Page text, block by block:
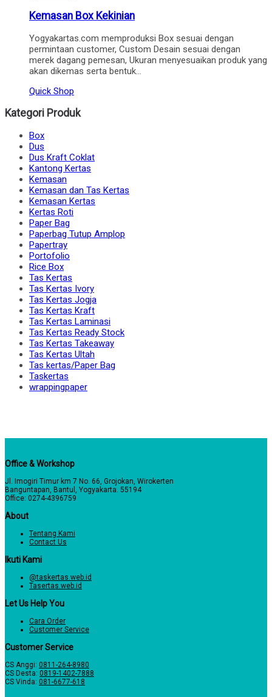
Kemasan Box Kekinian
Yogyakartas.com memproduksi Box sesuai dengan
permintaan customer, Custom Desain sesuai dengan
merek dagang pemesan, Ukuran menyesuaikan produk yang
akan dikemas serta bentuk…
Quick Shop
Kategori Produk
Box
Dus
Dus Kraft Coklat
Kantong Kertas
Kemasan
Kemasan dan Tas Kertas
Kemasan Kertas
Kertas Roti
Paper Bag
Paperbag Tutup Amplop
Papertray
Portofolio
Rice Box
Tas Kertas
Tas Kertas Ivory
Tas Kertas Jogja
Tas Kertas Kraft
Tas Kertas Laminasi
Tas Kertas Ready Stock
Tas Kertas Takeaway
Tas Kertas Ultah
Tas kertas/Paper Bag
Taskertas
wrappingpaper
Office & Workshop
Jl. Imogiri Timur km 7 No. 66, Grojokan, Wirokerten
Banguntapan, Bantul, Yogyakarta. 55194
Office: 0274-4396759
About
Tentang Kami
Contact Us
Ikuti Kami
@taskertas.web.id
Tasertas.web.id
Let Us Help You
Cara Order
Customer Service
Customer Service
CS Anggi: 0811-264-8980
CS Desta: 0819-1402-7888
CS Vinda: 081-6677-618